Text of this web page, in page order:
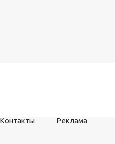
Контакты Реклама